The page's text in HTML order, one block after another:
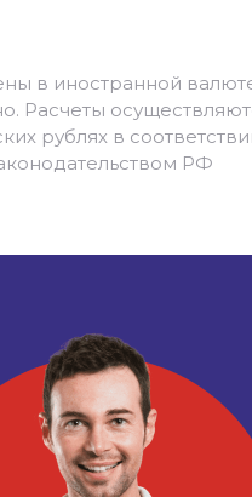
в иностранной
Расчеты
рублях в
РФ